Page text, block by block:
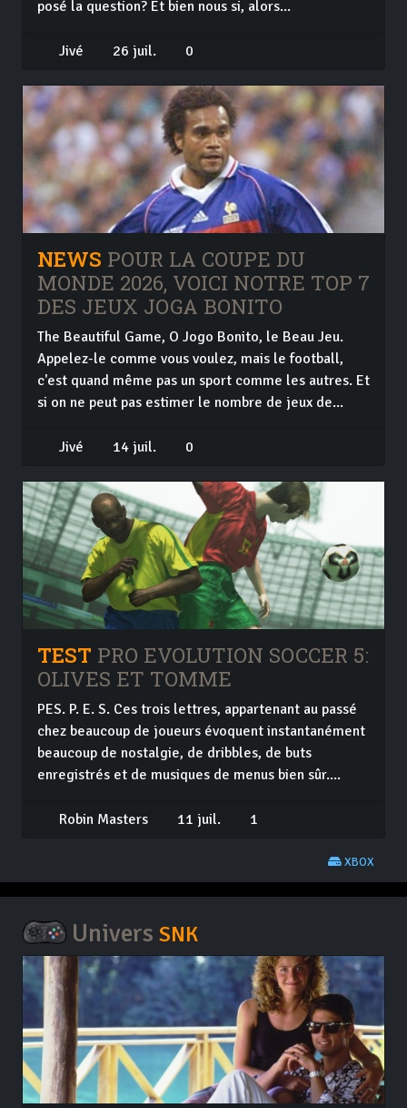
posé la question? Et bien nous si, alors...
Jivé 26 juil. 0
NEWS POUR LA COUPE DU
MONDE 2026, VOICI NOTRE TOP 7
DES JEUX JOGA BONITO
The Beautiful Game, O Jogo Bonito, le Beau Jeu.
Appelez-le comme vous voulez, mais le football,
c'est quand même pas un sport comme les autres. Et
si on ne peut pas estimer le nombre de jeux de...
Jivé 14 juil. 0
TEST PRO EVOLUTION SOCCER 5:
OLIVES ET TOMME
PES. P. E. S. Ces trois lettres, appartenant au passé
chez beaucoup de joueurs évoquent instantanément
beaucoup de nostalgie, de dribbles, de buts
enregistrés et de musiques de menus bien sûr....
Robin Masters 11 juil. 1
XBOX
Univers SNK